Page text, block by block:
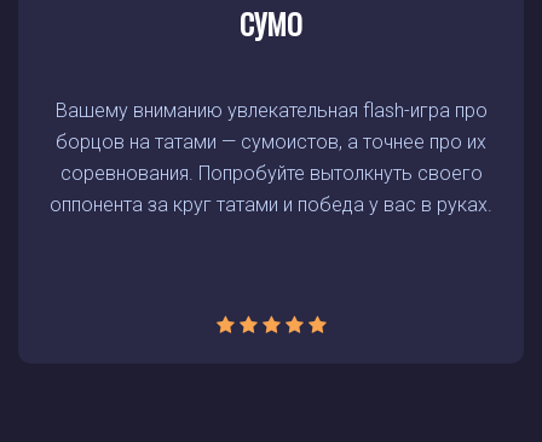
СУМО
Вашему вниманию увлекательная flash-игра про
борцов на татами — сумоистов, а точнее про их
соревнования. Попробуйте вытолкнуть своего
оппонента за круг татами и победа у вас в руках.